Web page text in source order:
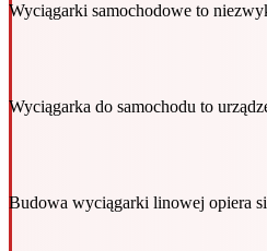
Wyciągarki samochodowe to
Wyciągarka do samochodu to
Budowa wyciągarki linowej opiera